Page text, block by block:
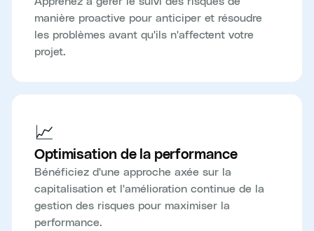
manière proactive pour anticiper et résoudre
les problèmes avant qu'ils n'affectent votre
projet.
📈
Optimisation de la performance
Bénéficiez d'une approche axée sur la
capitalisation et l'amélioration continue de la
gestion des risques pour maximiser la
performance.